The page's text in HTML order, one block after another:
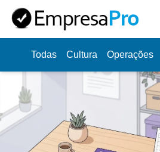
Todas Cultura Operações
Aprendaa dirigir sua empresa na
uma semana por vez.